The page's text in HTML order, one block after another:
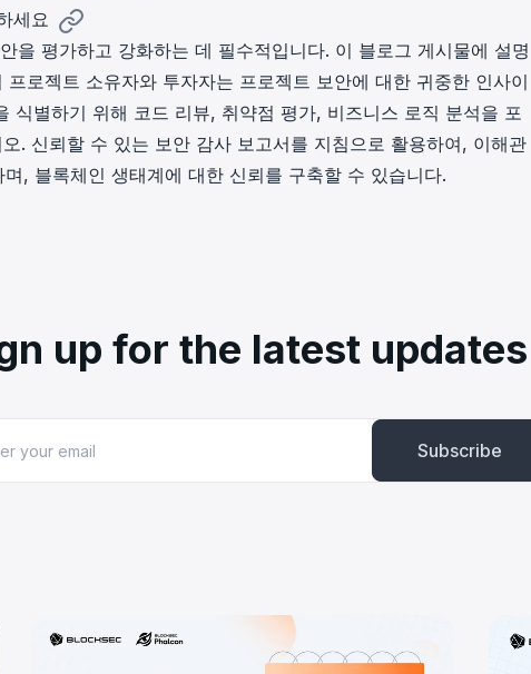
세요
을 평가하고 강화하는 데 필수적입니다. 이 블로그 게시물에 설명
로젝트 소유자와 투자자는 프로젝트 보안에 대한 귀중한 인사이
식별하기 위해 코드 리뷰, 취약점 평가, 비즈니스 로직 분석을 포
. 신뢰할 수 있는 보안 감사 보고서를 지침으로 활용하여, 이해관
, 블록체인 생태계에 대한 신뢰를 구축할 수 있습니다.
up for the latest updates
Subscribe